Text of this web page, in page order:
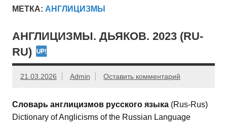
МЕТКА: АНГЛИЦИЗМЫ
АНГЛИЦИЗМЫ. ДЬЯКОВ. 2023 (RU-
RU)
21.03.2026 Admin Оставить комментарий
Словарь англицизмов русского языка (Rus-Rus)
Dictionary of Anglicisms of the Russian Language